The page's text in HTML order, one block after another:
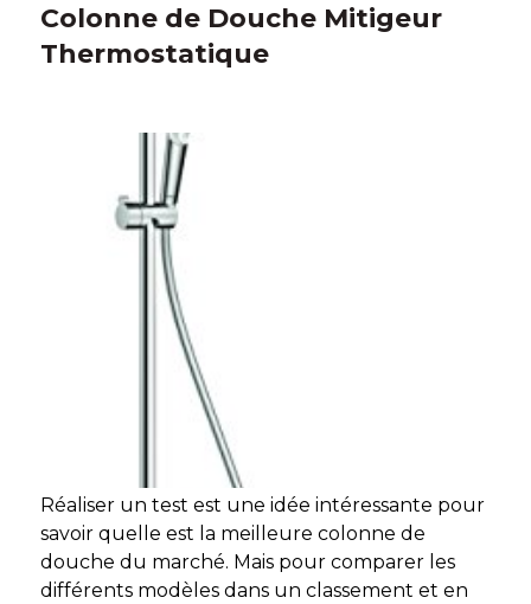
Colonne de Douche Mitigeur
Thermostatique
Réaliser un test est une idée intéressante pour
savoir quelle est la meilleure colonne de
douche du marché. Mais pour comparer les
différents modèles dans un classement et en